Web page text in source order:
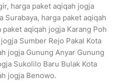
harga paket aqiqah jogja
Surabaya, harga paket aqiqah
aqiqah jogja Karang Poh
Sumber Rejo Pakal Kota
jogja Gunung Anyar Gunung
Sukolilo Baru Bulak Kota
jogja Benowo.